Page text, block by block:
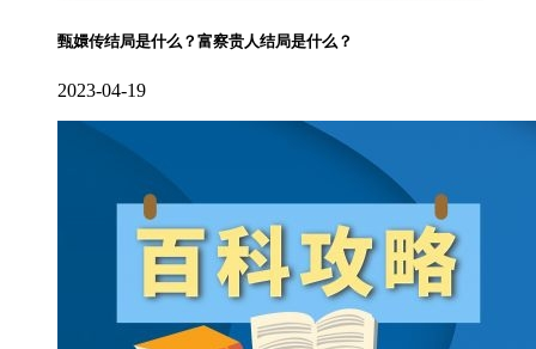
甄嬛传结局是什么？富察贵人结局是什么？
2023-04-19